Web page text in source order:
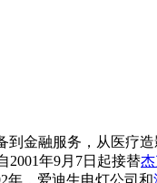
到金融服务，从医疗
2001年9月7日起接替
年，爱迪生电灯公司和